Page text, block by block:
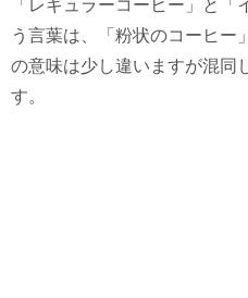
「レギュラーコーヒー」と
う言葉は、「粉状のコーヒー
の意味は少し違いますが混同
す。